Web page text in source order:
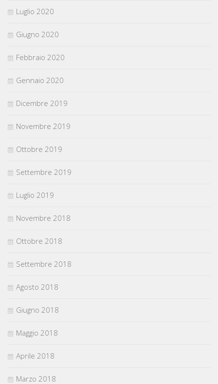
Luglio 2020
Giugno 2020
Febbraio 2020
Gennaio 2020
Dicembre 2019
Novembre 2019
Ottobre 2019
Settembre 2019
Luglio 2019
Novembre 2018
Ottobre 2018
Settembre 2018
Agosto 2018
Giugno 2018
Maggio 2018
Aprile 2018
Marzo 2018